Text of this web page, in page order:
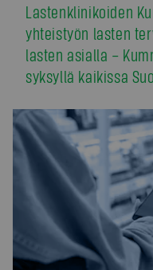
Lastenklinikoiden
yhteistyön lasten
lasten asialla –
syksyllä kaikissa